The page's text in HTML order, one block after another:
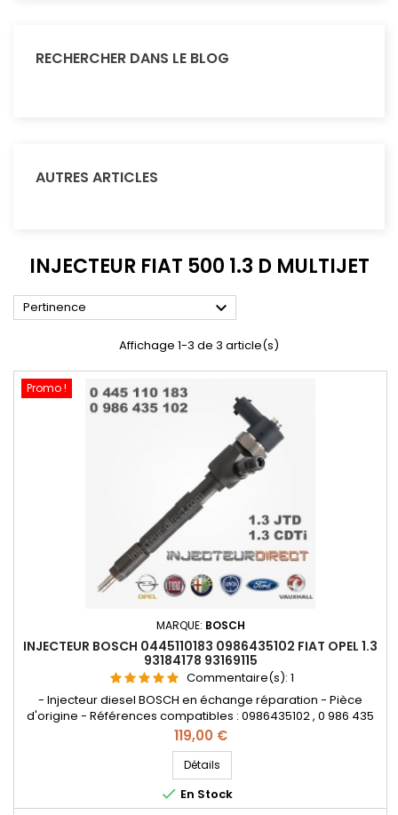
RECHERCHER DANS LE BLOG
AUTRES ARTICLES
INJECTEUR FIAT 500 1.3 D MULTIJET
Pertinence 
Affichage 1-3 de 3 article(s)
Promo !
MARQUE: BOSCH
INJECTEUR BOSCH 0445110183 0986435102 FIAT OPEL 1.3
93184178 93169115
Commentaire(s): 1
- Injecteur diesel BOSCH en échange réparation - Pièce
d'origine - Références compatibles : 0986435102 , 0 986 435
102 , 0000071794966 , 55197124 , 55197875 , 71794966 , 1538758 ,
9S519F593BA , 93183910 , 93190435 - Pour motorisation Fiat
Lancia 1.3JTD , Opel 1.3CDTI , Ford 1.3TDCi Pièce d'origine
Prix
119,00 €
Détails
 En Stock